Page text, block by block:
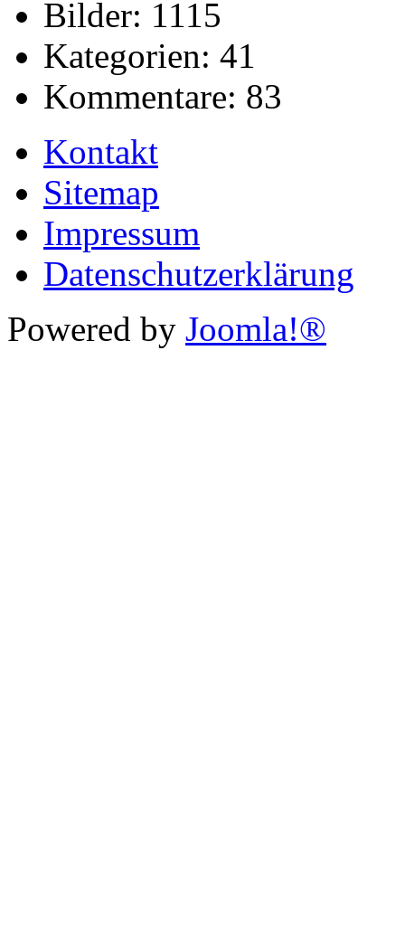
Bilder: 1115
Kategorien: 41
Kommentare: 83
Kontakt
Sitemap
Impressum
Datenschutzerklärung
Powered by Joomla!®